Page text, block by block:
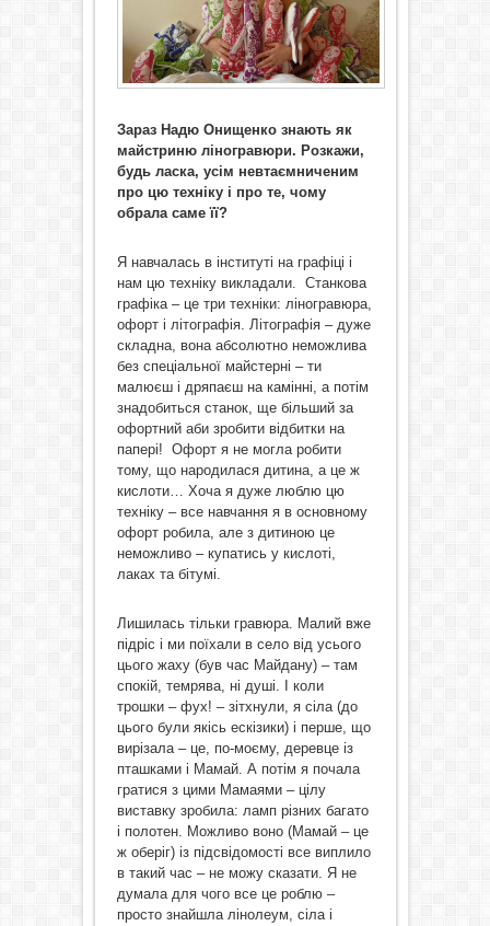
Зараз Надю Онищенко знають як
майстриню ліногравюри. Розкажи,
будь ласка, усім невтаємниченим
про цю техніку і про те, чому
обрала саме її?
Я навчалась в інституті на графіці і
нам цю техніку викладали. Станкова
графіка – це три техніки: ліногравюра,
офорт і літографія. Літографія – дуже
складна, вона абсолютно неможлива
без спеціальної майстерні – ти
малюєш і дряпаєш на камінні, а потім
знадобиться станок, ще більший за
офортний аби зробити відбитки на
папері! Офорт я не могла робити
тому, що народилася дитина, а це ж
кислоти… Хоча я дуже люблю цю
техніку – все навчання я в основному
офорт робила, але з дитиною це
неможливо – купатись у кислоті,
лаках та бітумі.
Лишилась тільки гравюра. Малий вже
підріс і ми поїхали в село від усього
цього жаху (був час Майдану) – там
спокій, темрява, ні душі. І коли
трошки – фух! – зітхнули, я сіла (до
цього були якісь ескізики) і перше, що
вирізала – це, по-моєму, деревце із
пташками і Мамай. А потім я почала
гратися з цими Мамаями – цілу
виставку зробила: ламп різних багато
і полотен. Можливо воно (Мамай – це
ж оберіг) із підсвідомості все виплило
в такий час – не можу сказати. Я не
думала для чого все це роблю –
просто знайшла лінолеум, сіла і